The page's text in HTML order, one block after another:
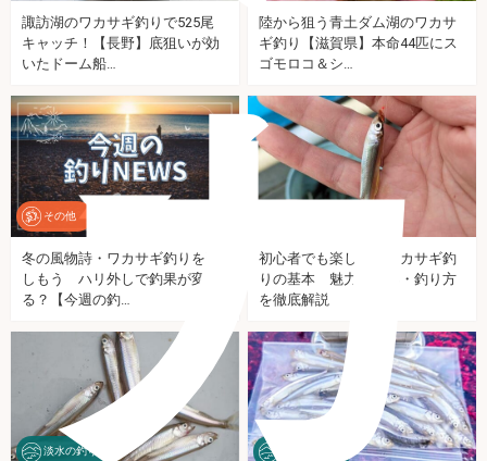
カ
諏訪湖のワカサギ釣りで525尾
キャッチ！【長野】底狙いが効
いたドーム船…
陸から狙う青土ダム湖のワカサ
ギ釣り【滋賀県】本命44匹にス
ゴモロコ＆シ…
その他
冬の風物詩・ワカサギ釣りを楽
しもう ハリ外しで釣果が変わ
る？【今週の釣…
初心者でも楽しめるワカサギ釣
りの基本 魅力・道具・釣り方
を徹底解説
淡水の釣り